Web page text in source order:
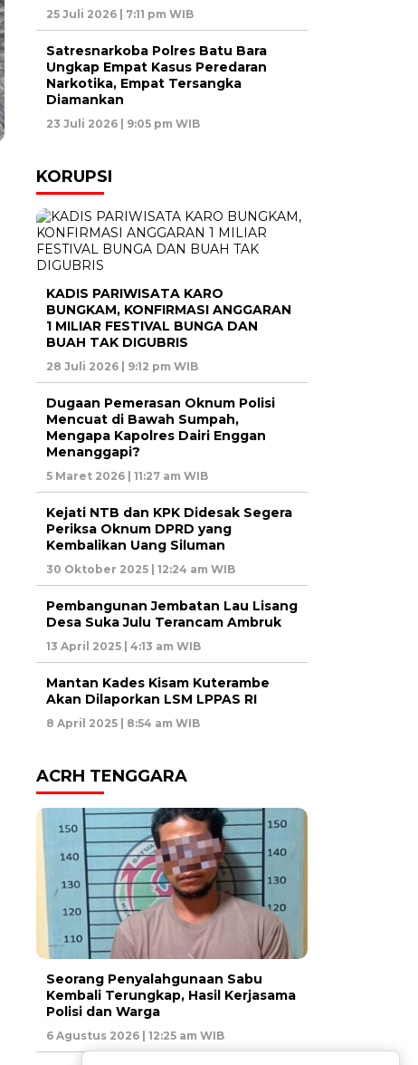
25 Juli 2026 | 7:11 pm WIB
Satresnarkoba Polres Batu Bara
Ungkap Empat Kasus Peredaran
Narkotika, Empat Tersangka
Diamankan
23 Juli 2026 | 9:05 pm WIB
KORUPSI
KADIS PARIWISATA KARO
BUNGKAM, KONFIRMASI ANGGARAN
1 MILIAR FESTIVAL BUNGA DAN
BUAH TAK DIGUBRIS
28 Juli 2026 | 9:12 pm WIB
Dugaan Pemerasan Oknum Polisi
Mencuat di Bawah Sumpah,
Mengapa Kapolres Dairi Enggan
Menanggapi?
5 Maret 2026 | 11:27 am WIB
Kejati NTB dan KPK Didesak Segera
Periksa Oknum DPRD yang
Kembalikan Uang Siluman
30 Oktober 2025 | 12:24 am WIB
Pembangunan Jembatan Lau Lisang
Desa Suka Julu Terancam Ambruk
13 April 2025 | 4:13 am WIB
Mantan Kades Kisam Kuterambe
Akan Dilaporkan LSM LPPAS RI
8 April 2025 | 8:54 am WIB
ACRH TENGGARA
Seorang Penyalahgunaan Sabu
Kembali Terungkap, Hasil Kerjasama
Polisi dan Warga
6 Agustus 2026 | 12:25 am WIB